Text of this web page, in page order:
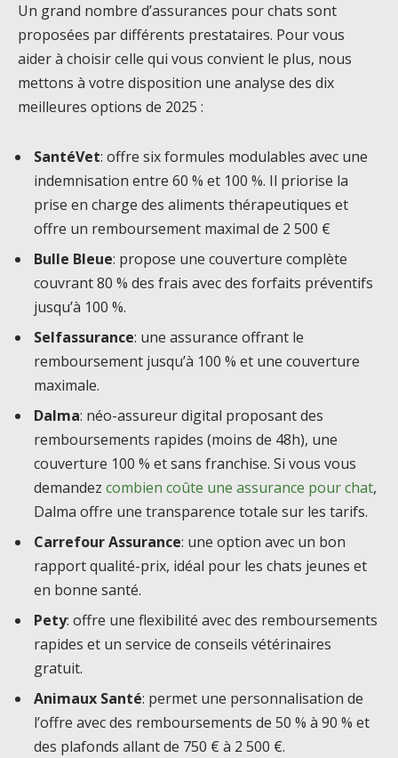
Un grand nombre d’assurances pour chats sont
proposées par différents prestataires. Pour vous
aider à choisir celle qui vous convient le plus, nous
mettons à votre disposition une analyse des dix
meilleures options de 2025 :
SantéVet: offre six formules modulables avec une
indemnisation entre 60 % et 100 %. Il priorise la
prise en charge des aliments thérapeutiques et
offre un remboursement maximal de 2 500 €
Bulle Bleue: propose une couverture complète
couvrant 80 % des frais avec des forfaits préventifs
jusqu’à 100 %.
Selfassurance: une assurance offrant le
remboursement jusqu’à 100 % et une couverture
maximale.
Dalma: néo-assureur digital proposant des
remboursements rapides (moins de 48h), une
couverture 100 % et sans franchise. Si vous vous
demandez combien coûte une assurance pour chat,
Dalma offre une transparence totale sur les tarifs.
Carrefour Assurance: une option avec un bon
rapport qualité-prix, idéal pour les chats jeunes et
en bonne santé.
Pety: offre une flexibilité avec des remboursements
rapides et un service de conseils vétérinaires
gratuit.
Animaux Santé: permet une personnalisation de
l’offre avec des remboursements de 50 % à 90 % et
des plafonds allant de 750 € à 2 500 €.